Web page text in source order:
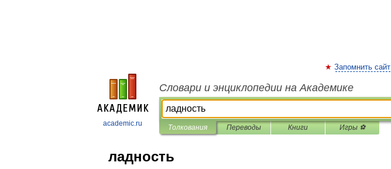
academic.ru
Запомнить сайт
Словари и энциклопедии на Академике
Толкования Переводы Книги Игры ⚽
ладность